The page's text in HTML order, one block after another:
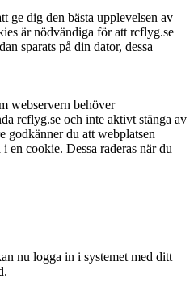
ge dig den bästa upplevelsen av
är nödvändiga för att rcflyg.se
sparats på din dator, dessa
webservern behöver
rcflyg.se och inte aktivt stänga av
godkänner du att webplatsen
i en cookie. Dessa raderas när du
nu logga in i systemet med ditt